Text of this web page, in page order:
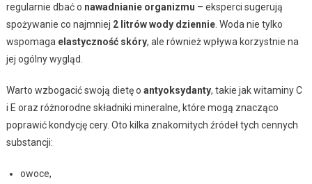
regularnie dbać o nawadnianie organizmu – eksperci sugerują
spożywanie co najmniej 2 litrów wody dziennie. Woda nie tylko
wspomaga elastyczność skóry, ale również wpływa korzystnie na
jej ogólny wygląd.
Warto wzbogacić swoją dietę o antyoksydanty, takie jak witaminy C
i E oraz różnorodne składniki mineralne, które mogą znacząco
poprawić kondycję cery. Oto kilka znakomitych źródeł tych cennych
substancji:
owoce,